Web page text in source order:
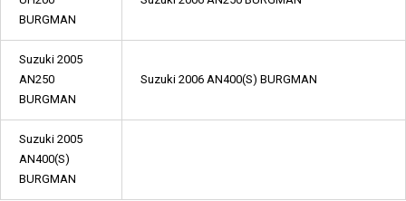
BURGMAN
Suzuki 2005
AN250
BURGMAN
Suzuki 2006 AN400(S) BURGMAN
Suzuki 2005
AN400(S)
BURGMAN